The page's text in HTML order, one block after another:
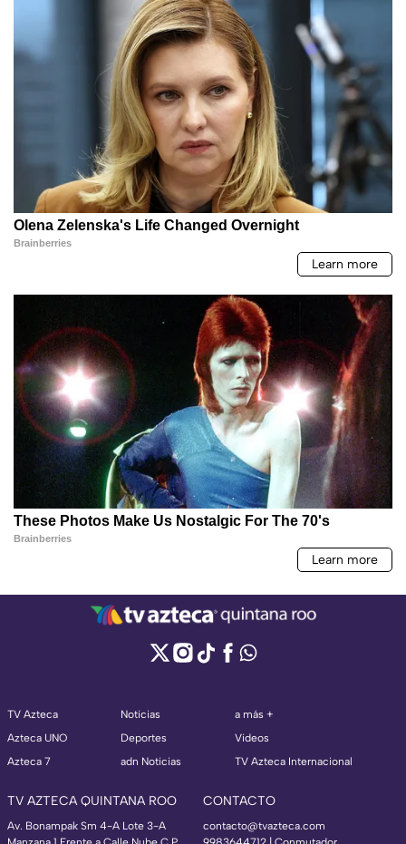
TV Azteca
Azteca UNO
Azteca 7
Noticias
Deportes
adn Noticias
a más +
Videos
TV Azteca Internacional
TV AZTECA QUINTANA ROO
Av. Bonampak Sm 4-A Lote 3-A
CONTACTO
contacto@tvazteca.com